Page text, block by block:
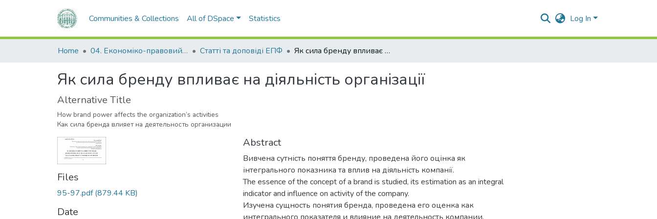
Communities & Collections All of DSpace Statistics Log In
Home 04. Економіко-правовий факультет Статті та доповіді ЕПФ Як сила бренду впливає на діяльність організації
Як сила бренду впливає на діяльність організації
Alternative Title
How brand power affects the organization’s activities
Как сила бренда влияет на деятельность организации
Files
95-97.pdf(879.44 KB)
Date
Abstract
Вивчена сутність поняття бренду, проведена його оцінка як
інтегрального показника та вплив на діяльність компанії.
The essence of the concept of a brand is studied, its estimation as an integral
indicator and influence on activity of the company.
Изучена сущность понятия бренда, проведена его оценка как